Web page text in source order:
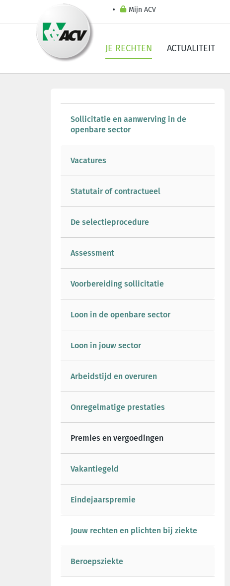
Mijn ACV
JE RECHTEN ACTUALITEIT
Sollicitatie en aanwerving in de
openbare sector
Vacatures
Statutair of contractueel
De selectieprocedure
Assessment
Voorbereiding sollicitatie
Loon in de openbare sector
Loon in jouw sector
Arbeidstijd en overuren
Onregelmatige prestaties
Premies en vergoedingen
Vakantiegeld
Eindejaarspremie
Jouw rechten en plichten bij ziekte
Beroepsziekte